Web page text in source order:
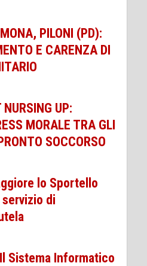
PILONI (PD):
E CARENZA DI
UP:
MORALE TRA GLI
SOCCORSO
lo Sportello
di
Sistema Informatico